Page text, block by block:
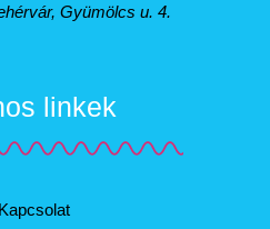
Gyümölcs u. 4.
linkek
Kapcsolat